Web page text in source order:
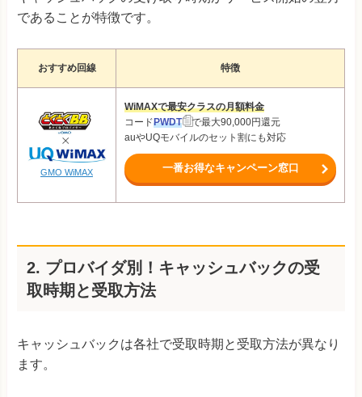
であることが特徴です。
おすすめ回線 特徴
GMO WiMAX
WiMAXで最安クラスの月額料金
コードPWDT
で最大90,000円還元
auやUQモバイルのセット割にも対応
一番お得なキャンペーン窓口
2. プロバイダ別！キャッシュバックの受
取時期と受取方法
キャッシュバックは各社で受取時期と受取方法が異なり
ます。